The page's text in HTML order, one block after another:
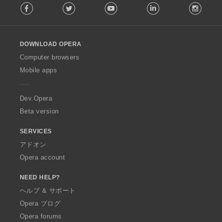
o
w
O
p
a
Facebook Twitter Youtube LinkedIn
DOWNLOAD OPERA
Computer browsers
Mobile apps
Dev.Opera
Beta version
SERVICES
アドオン
Opera account
NEED HELP?
ヘルプ & サポート
Opera ブログ
Opera forums